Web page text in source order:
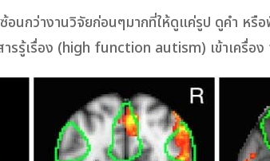
อนกว่างานวิจัยก่อนๆมากที่ให้ดูแค่รูป ดูคำ ห
รรู้เรื่อง (high function autism) เข้าเครื่